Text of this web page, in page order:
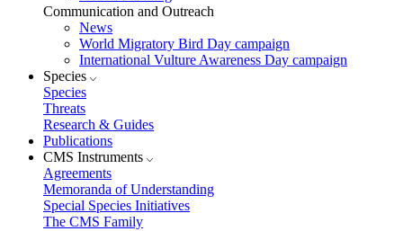
Communication and Outreach
News
World Migratory Bird Day campaign
International Vulture Awareness Day campaign
Species
Species
Threats
Research & Guides
Publications
CMS Instruments
Agreements
Memoranda of Understanding
Special Species Initiatives
The CMS Family